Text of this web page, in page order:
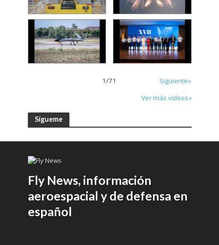
1/71
Siguiente»
Ver más vídeos»
Sígueme
Fly News, información
aeroespacial y de defensa en
español